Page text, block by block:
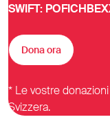
SWIFT:
Dona ora
* Le vostre
Svizzera.